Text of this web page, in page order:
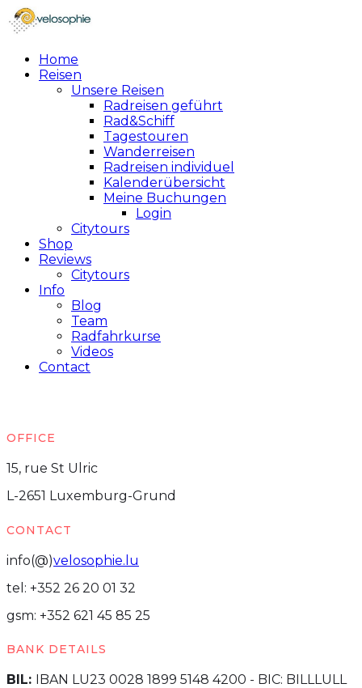
Home
Reisen
Unsere Reisen
Radreisen geführt
Rad&Schiff
Tagestouren
Wanderreisen
Radreisen individuel
Kalenderübersicht
Meine Buchungen
Login
Citytours
Shop
Reviews
Citytours
Info
Blog
Team
Radfahrkurse
Videos
Contact
OFFICE
15, rue St Ulric
L-2651 Luxemburg-Grund
CONTACT
info(@)velosophie.lu
tel: +352 26 20 01 32
gsm: +352 621 45 85 25
BANK DETAILS
BIL: IBAN LU23 0028 1899 5148 4200 - BIC: BILLLULL